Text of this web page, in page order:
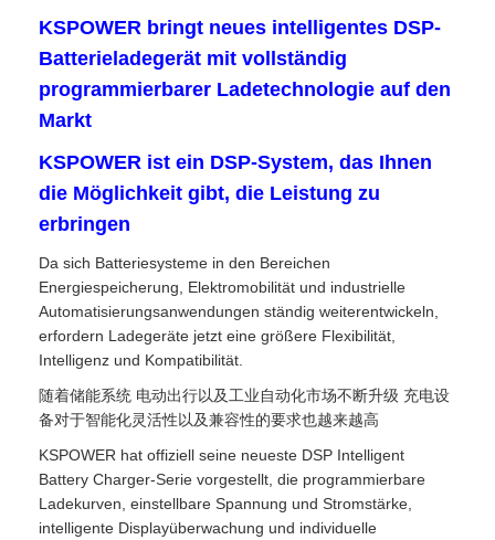
KSPOWER bringt neues intelligentes DSP-
Batterieladegerät mit vollständig
programmierbarer Ladetechnologie auf den
Markt
KSPOWER ist ein DSP-System, das Ihnen
die Möglichkeit gibt, die Leistung zu
erbringen
Da sich Batteriesysteme in den Bereichen
Energiespeicherung, Elektromobilität und industrielle
Automatisierungsanwendungen ständig weiterentwickeln,
erfordern Ladegeräte jetzt eine größere Flexibilität,
Intelligenz und Kompatibilität.
随着储能系统 电动出行以及工业自动化市场不断升级 充电设
备对于智能化灵活性以及兼容性的要求也越来越高
KSPOWER hat offiziell seine neueste DSP Intelligent
Battery Charger-Serie vorgestellt, die programmierbare
Ladekurven, einstellbare Spannung und Stromstärke,
intelligente Displayüberwachung und individuelle